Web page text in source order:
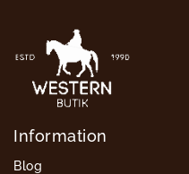
Information
Blog